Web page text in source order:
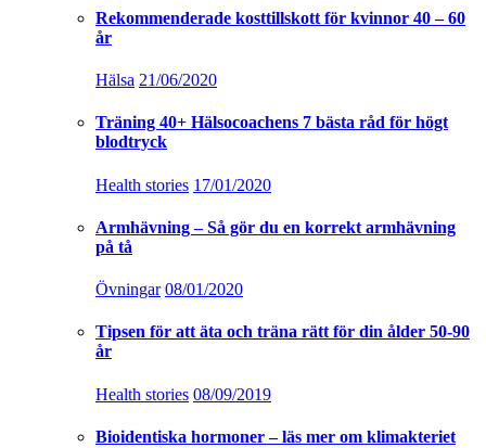
Rekommenderade kosttillskott för kvinnor 40 – 60
år
Hälsa 21/06/2020
Träning 40+ Hälsocoachens 7 bästa råd för högt
blodtryck
Health stories 17/01/2020
Armhävning – Så gör du en korrekt armhävning
på tå
Övningar 08/01/2020
Tipsen för att äta och träna rätt för din ålder 50-90
år
Health stories 08/09/2019
Bioidentiska hormoner – läs mer om klimakteriet